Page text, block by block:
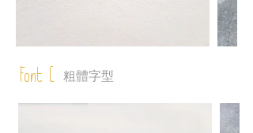
Font C 粗體字型